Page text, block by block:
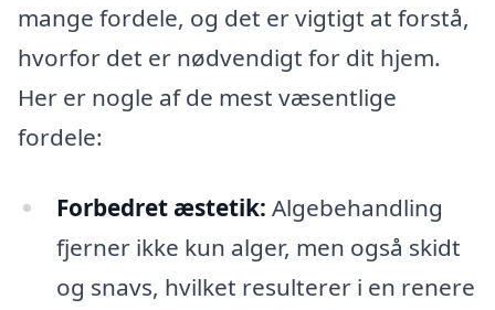
mange fordele, og det er vigtigt at forstå,
hvorfor det er nødvendigt for dit hjem.
Her er nogle af de mest væsentlige
fordele:
Forbedret æstetik: Algebehandling
fjerner ikke kun alger, men også skidt
og snavs, hvilket resulterer i en renere